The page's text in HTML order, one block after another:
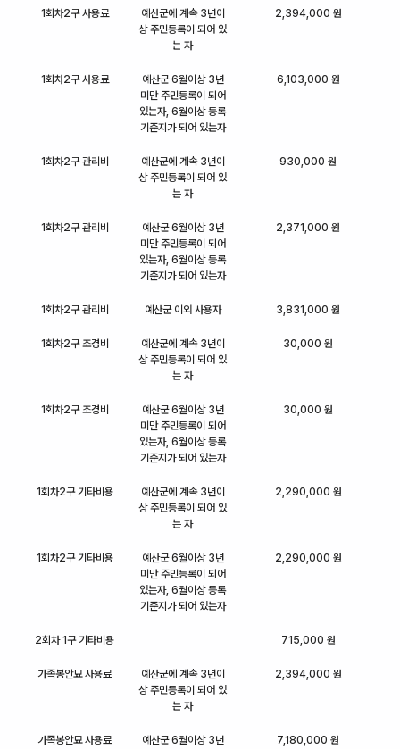
1회차2구 사용료
예산군에 계속 3년이
상 주민등록이 되어 있
는 자
2,394,000 원
1회차2구 사용료
예산군 6월이상 3년
미만 주민등록이 되어
있는자, 6월이상 등록
기준지가 되어 있는자
6,103,000 원
1회차2구 관리비
예산군에 계속 3년이
상 주민등록이 되어 있
는 자
930,000 원
1회차2구 관리비
예산군 6월이상 3년
미만 주민등록이 되어
있는자, 6월이상 등록
기준지가 되어 있는자
2,371,000 원
1회차2구 관리비 예산군 이외 사용자 3,831,000 원
1회차2구 조경비
예산군에 계속 3년이
상 주민등록이 되어 있
는 자
30,000 원
1회차2구 조경비
예산군 6월이상 3년
미만 주민등록이 되어
있는자, 6월이상 등록
기준지가 되어 있는자
30,000 원
1회차2구 기타비용
예산군에 계속 3년이
상 주민등록이 되어 있
는 자
2,290,000 원
1회차2구 기타비용
예산군 6월이상 3년
미만 주민등록이 되어
있는자, 6월이상 등록
기준지가 되어 있는자
2,290,000 원
2회차 1구 기타비용 715,000 원
가족봉안묘 사용료
예산군에 계속 3년이
상 주민등록이 되어 있
는 자
2,394,000 원
가족봉안묘 사용료
예산군 6월이상 3년
7,180,000 원